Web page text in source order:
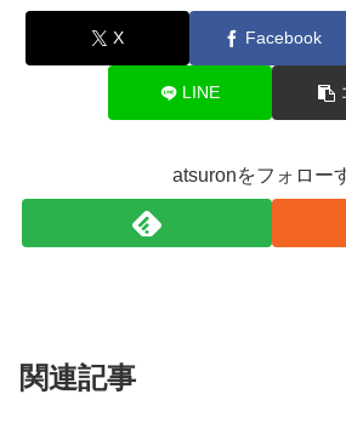
X Facebook
LINE
atsuronをフォロー
関連記事